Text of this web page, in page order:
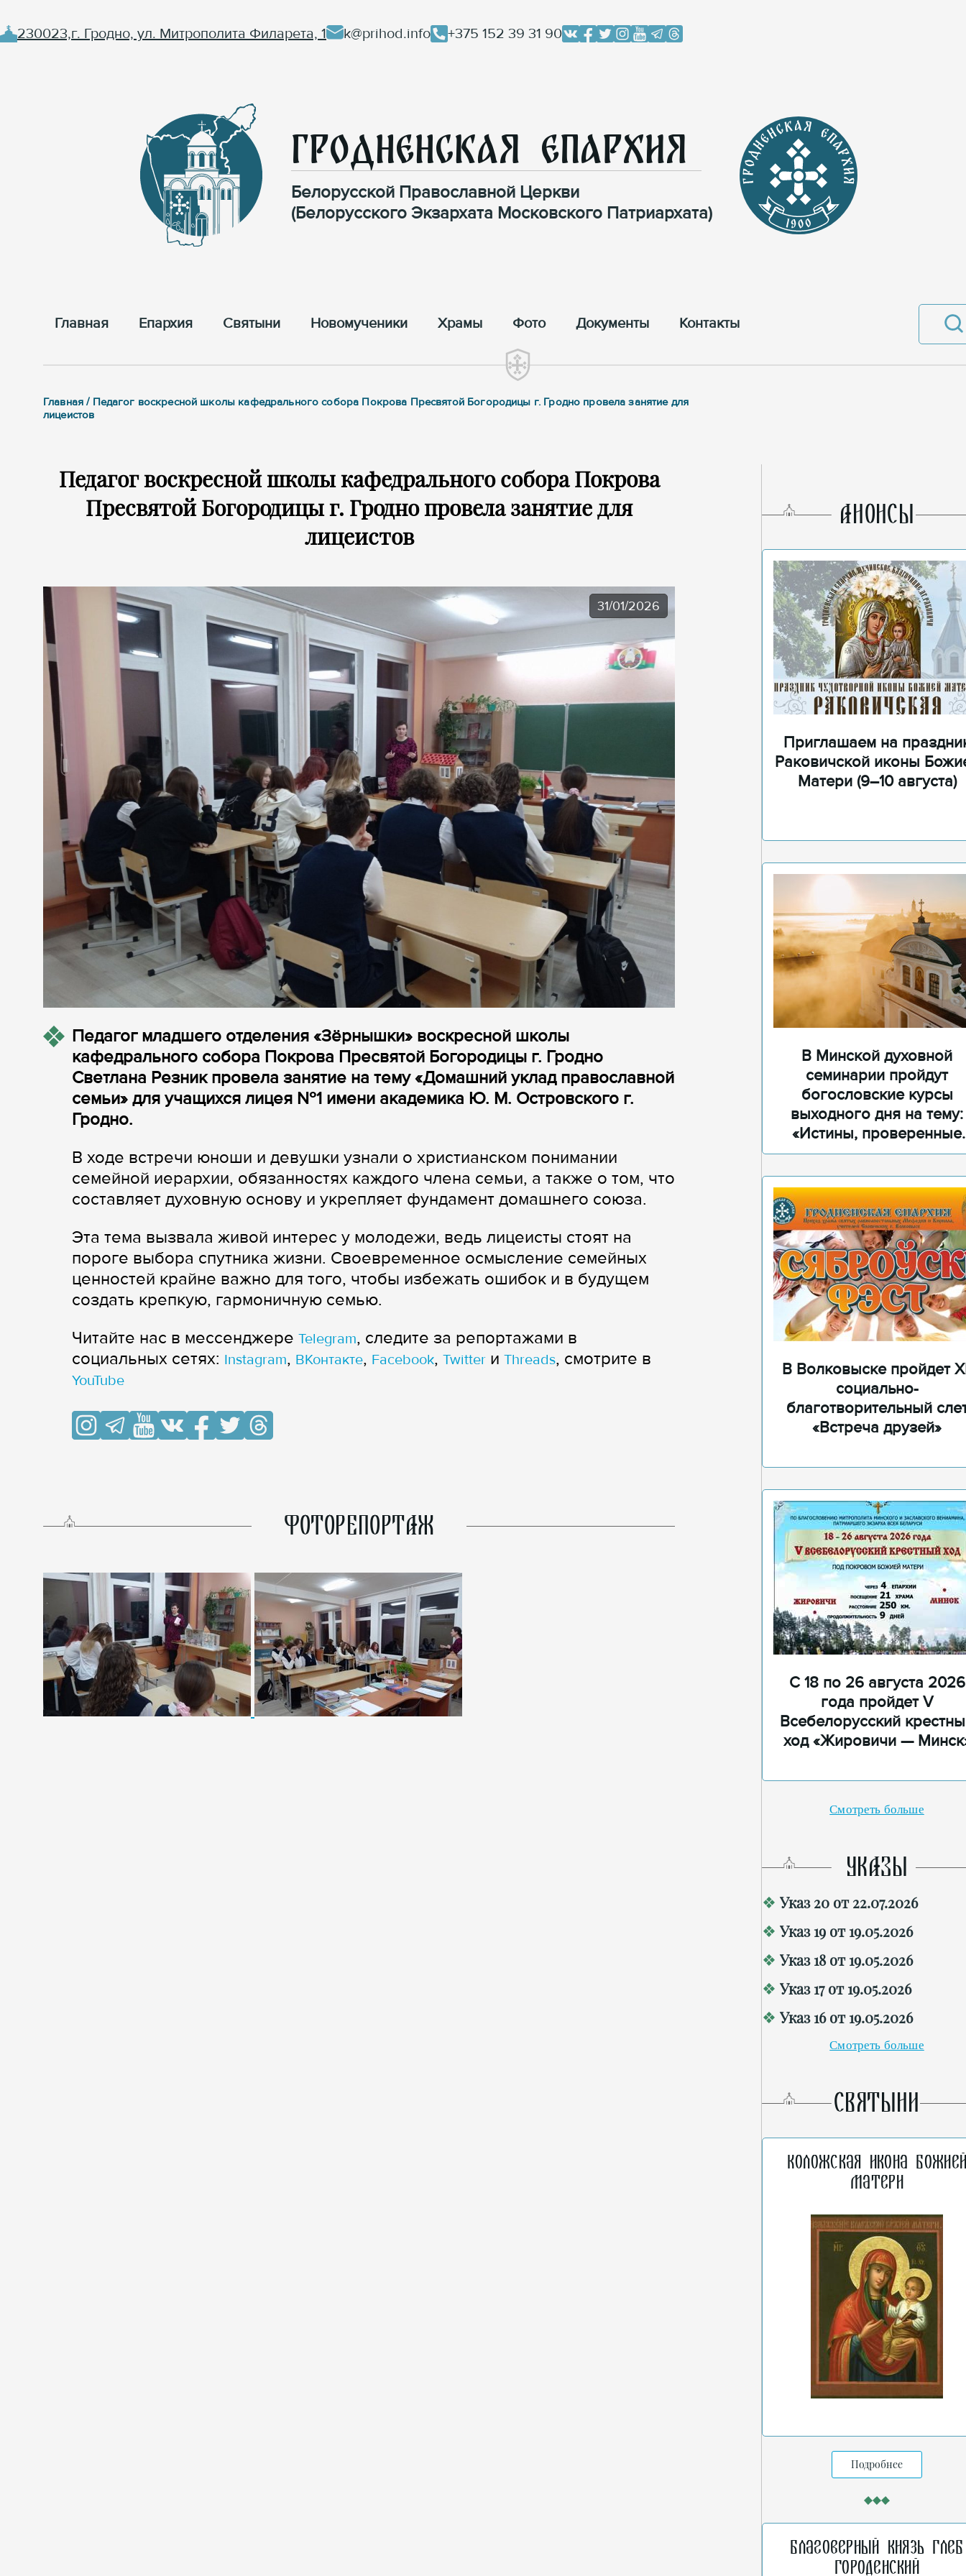
230023,г. Гродно, ул. Митрополита Филарета, 1 k@prihod.info +375 152 39 31 90
Гродненская Епархия
Белорусской Православной Церкви
(Белорусского Экзархата Московского Патриархата)
Главная Епархия Cвятыни Новомученики Храмы Фото Документы Контакты
Главная / Педагог воскресной школы кафедрального собора Покрова Пресвятой Богородицы г. Гродно провела занятие для
лицеистов
Педагог воскресной школы кафедрального собора Покрова
Пресвятой Богородицы г. Гродно провела занятие для
лицеистов
31/01/2026
Педагог младшего отделения «Зёрнышки» воскресной школы
кафедрального собора Покрова Пресвятой Богородицы г. Гродно
Светлана Резник провела занятие на тему «Домашний уклад православной
семьи» для учащихся лицея №1 имени академика Ю. М. Островского г.
Гродно.
В ходе встречи юноши и девушки узнали о христианском понимании
семейной иерархии, обязанностях каждого члена семьи, а также о том, что
составляет духовную основу и укрепляет фундамент домашнего союза.
Эта тема вызвала живой интерес у молодежи, ведь лицеисты стоят на
пороге выбора спутника жизни. Своевременное осмысление семейных
ценностей крайне важно для того, чтобы избежать ошибок и в будущем
создать крепкую, гармоничную семью.
Читайте нас в мессенджере Telegram, следите за репортажами в
cоциальных сетях: Instagram, ВКонтакте, Facebook, Twitter и Threads, смотрите в
YouTube
ФОТОРЕПОРТАЖ
AНОНСЫ
Приглашаем на
Раковичской иконы
Матери (9–10 августа)
В Минской духовной
семинарии пройдут
богословские курсы
выходного дня на тему:
«Истины, проверенные
временем»
В Волковыске пройдет
социально-
благотворительный
«Встреча друзей»
С 18 по 26 августа 2026
года пройдет V
Всебелорусский
ход «Жировичи —
Смотреть больше
УКАЗЫ
Указ 20 от 22.07.2026
Указ 19 от 19.05.2026
Указ 18 от 19.05.2026
Указ 17 от 19.05.2026
Указ 16 от 19.05.2026
Смотреть больше
СВЯТЫНИ
Коложская икона
Матери
Подробнее
Благоверный князь Глеб
Городенский